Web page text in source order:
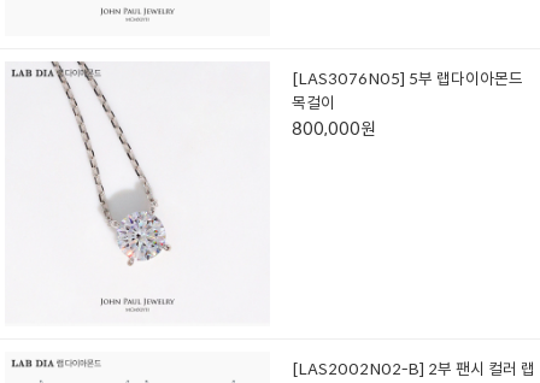
[LAS3076N05] 5부 랩다이아몬드
목걸이
800,000원
[LAS2002N02-B] 2부 팬시 컬러 랩